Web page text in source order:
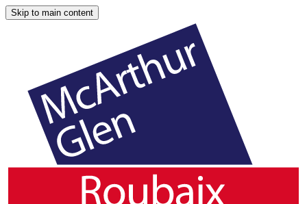
Skip to main content